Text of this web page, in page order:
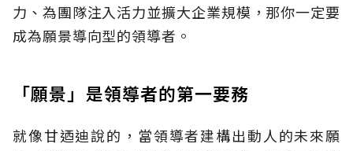
力、為團隊注入活力並擴大企業規模，那你一定要
成為願景導向型的領導者。
「願景」是領導者的第一要務
就像甘迺迪說的，當領導者建構出動人的未來願